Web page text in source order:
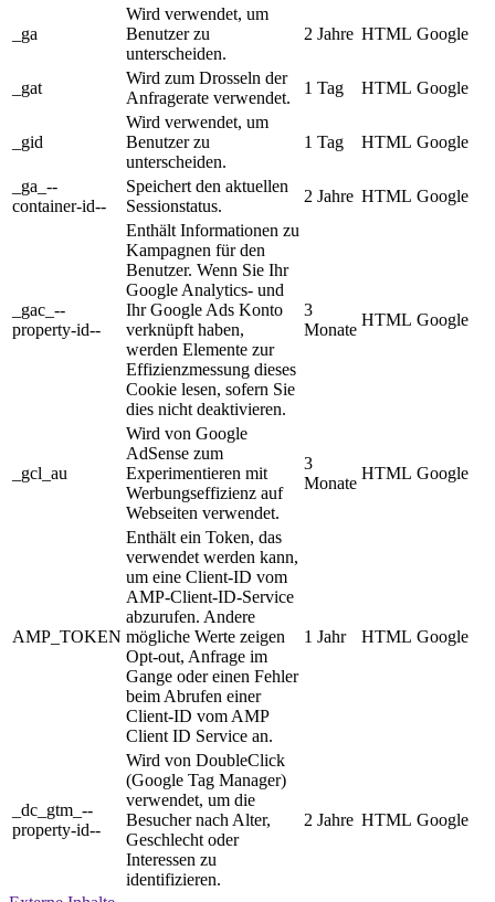
_ga
Wird verwendet, um
Benutzer zu
unterscheiden.
2 Jahre HTML Google
_gat
Wird zum Drosseln der
Anfragerate verwendet.
1 Tag HTML Google
_gid
Wird verwendet, um
Benutzer zu
unterscheiden.
1 Tag HTML Google
_ga_--
container-id--
Speichert den aktuellen
Sessionstatus.
2 Jahre HTML Google
_gac_--
property-id--
Enthält Informationen zu
Kampagnen für den
Benutzer. Wenn Sie Ihr
Google Analytics- und
Ihr Google Ads Konto
verknüpft haben,
werden Elemente zur
Effizienzmessung dieses
Cookie lesen, sofern Sie
dies nicht deaktivieren.
3
Monate
HTML Google
_gcl_au
Wird von Google
AdSense zum
Experimentieren mit
Werbungseffizienz auf
Webseiten verwendet.
3
Monate
HTML Google
AMP_TOKEN
Enthält ein Token, das
verwendet werden kann,
um eine Client-ID vom
AMP-Client-ID-Service
abzurufen. Andere
mögliche Werte zeigen
Opt-out, Anfrage im
Gange oder einen Fehler
beim Abrufen einer
Client-ID vom AMP
Client ID Service an.
1 Jahr HTML Google
_dc_gtm_--
property-id--
Wird von DoubleClick
(Google Tag Manager)
verwendet, um die
Besucher nach Alter,
Geschlecht oder
Interessen zu
identifizieren.
2 Jahre HTML Google